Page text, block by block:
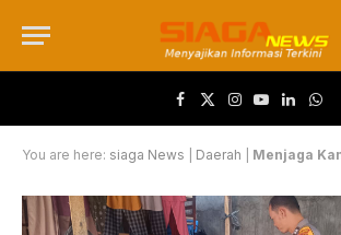
Facebook
X (Twitter)
Instagram
YouTube
LinkedIn
You are here: siaga News Daerah Menjaga Kamtibmas di Wilayah Binaan, Aiptu